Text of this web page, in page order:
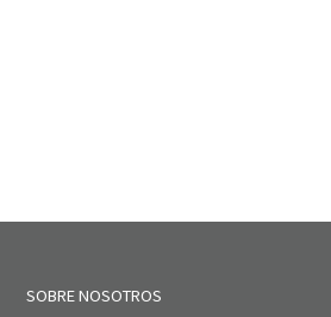
SOBRE NOSOTROS